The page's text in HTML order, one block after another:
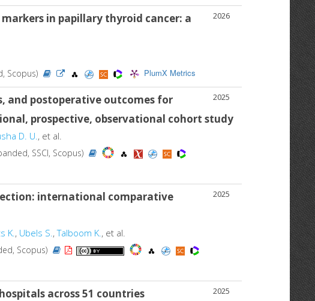
2026
in papillary thyroid cancer: a
Scopus) PlumX Metrics
2025
and postoperative outcomes for
prospective, observational cohort study
D. U., et al.
SSCI, Scopus)
2025
international comparative
K. , Ubels S. ,Talboom K. , et al.
Scopus)
2025
across 51 countries